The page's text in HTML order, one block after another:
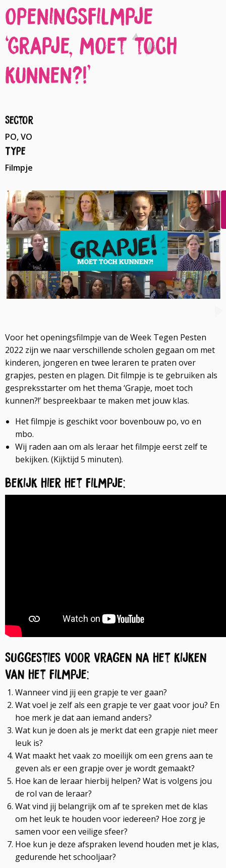
Openingsfilmpje
‘Grapje, moet toch
kunnen?!’
Sector
PO, VO
Type
Filmpje
Voor het openingsfilmpje van de Week Tegen Pesten
2022 zijn we naar verschillende scholen gegaan om met
kinderen, jongeren en twee leraren te praten over
grapjes, pesten en plagen. Dit filmpje is te gebruiken als
gespreksstarter om het thema ‘Grapje, moet toch
kunnen?!’ bespreekbaar te maken met jouw klas.
Het filmpje is geschikt voor bovenbouw po, vo en
mbo.
Wij raden aan om als leraar het filmpje eerst zelf te
bekijken. (Kijktijd 5 minuten).
Bekijk hier het filmpje:
Suggesties voor vragen na het kijken
van het filmpje:
Wanneer vind jij een grapje te ver gaan?
Wat voel je zelf als een grapje te ver gaat voor jou? En
hoe merk je dat aan iemand anders?
Wat kun je doen als je merkt dat een grapje niet meer
leuk is?
Wat maakt het vaak zo moeilijk om een grens aan te
geven als er een grapje over je wordt gemaakt?
Hoe kan de leraar hierbij helpen? Wat is volgens jou
de rol van de leraar?
Wat vind jij belangrijk om af te spreken met de klas
om het leuk te houden voor iedereen? Hoe zorg je
samen voor een veilige sfeer?
Hoe kun je deze afspraken levend houden met je klas,
gedurende het schooljaar?